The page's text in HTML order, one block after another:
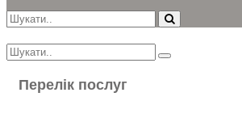
Перелік послуг